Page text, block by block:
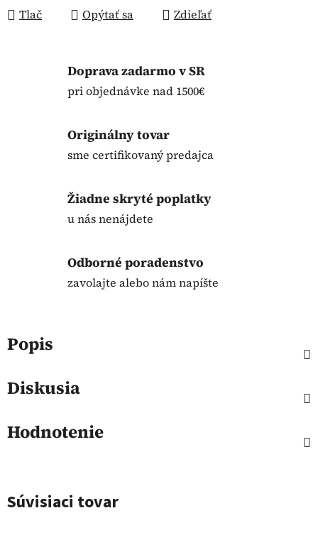
Tlač Opýtať sa Zdieľať
Doprava zadarmo v SR
pri objednávke nad 1500€
Originálny tovar
sme certifikovaný predajca
Žiadne skryté poplatky
u nás nenájdete
Odborné poradenstvo
zavolajte alebo nám napíšte
Popis
Diskusia
Hodnotenie
Súvisiaci tovar